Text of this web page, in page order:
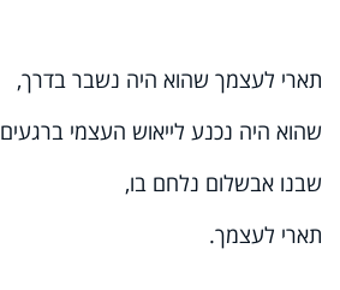
תארי לעצמך שהוא היה נשבר בדרך,
שהוא היה נכנע לייאוש העצמי ברגעים
שבנו אבשלום נלחם בו,
תארי לעצמך.